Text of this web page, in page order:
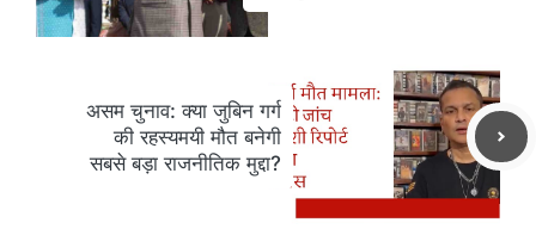
असम चुनाव: क्या जुबिन गर्ग
की रहस्यमयी मौत बनेगी
सबसे बड़ा राजनीतिक मुद्दा?